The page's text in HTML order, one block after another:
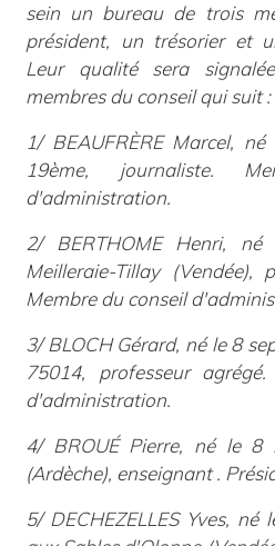
sein un bureau de trois
président, un trésorier et
Leur qualité sera
membres du conseil qui suit :
1/ BEAUFRÈRE Marcel,
19ème, journaliste.
d'administration.
2/ BERTHOME Henri,
Meilleraie-Tillay (Vendée),
Membre du conseil
3/ BLOCH Gérard, né le 8
75014, professeur
d'administration.
4/ BROUÉ Pierre, né le
(Ardèche), enseignant .
5/ DECHEZELLES Yves,